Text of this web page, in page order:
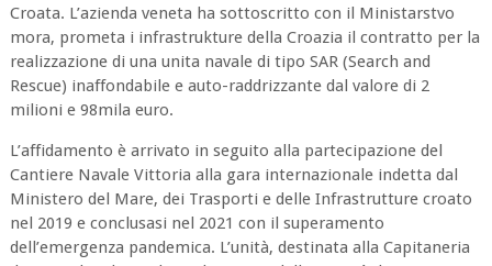
Croata. L’azienda veneta ha sottoscritto con il Ministarstvo
mora, prometa i infrastrukture della Croazia il contratto per la
realizzazione di una unita navale di tipo SAR (Search and
Rescue) inaffondabile e auto-raddrizzante dal valore di 2
milioni e 98mila euro.
L’affidamento è arrivato in seguito alla partecipazione del
Cantiere Navale Vittoria alla gara internazionale indetta dal
Ministero del Mare, dei Trasporti e delle Infrastrutture croato
nel 2019 e conclusasi nel 2021 con il superamento
dell’emergenza pandemica. L’unità, destinata alla Capitaneria